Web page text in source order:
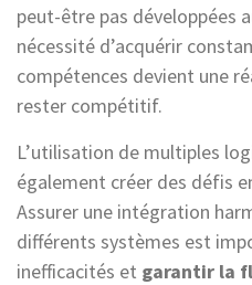
peut-être pas développées
nécessité d’acquérir
compétences devient une
rester compétitif.
L’utilisation de multiples
également créer des défis
Assurer une intégration
différents systèmes est
inefficacités et garantir la